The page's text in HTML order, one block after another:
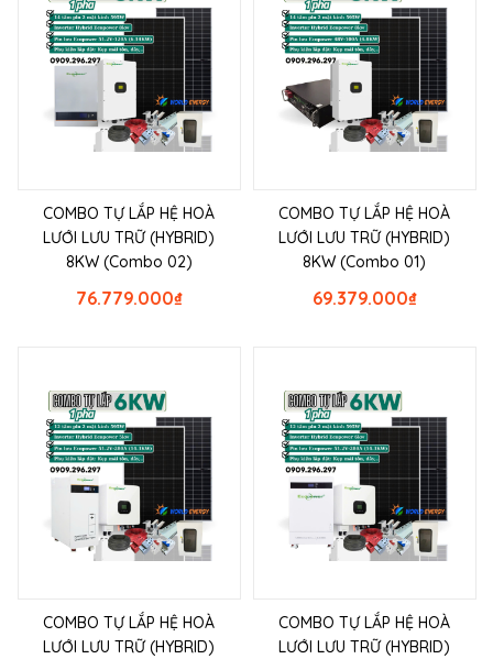
COMBO TỰ LẮP HỆ HOÀ
LƯỚI LƯU TRỮ (HYBRID)
8KW (Combo 02)
₫
76.779.000
COMBO TỰ LẮP HỆ HOÀ
LƯỚI LƯU TRỮ (HYBRID)
8KW (Combo 01)
₫
69.379.000
COMBO TỰ LẮP HỆ HOÀ
LƯỚI LƯU TRỮ (HYBRID)
COMBO TỰ LẮP HỆ HOÀ
LƯỚI LƯU TRỮ (HYBRID)